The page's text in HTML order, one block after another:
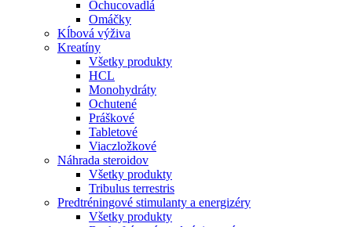
Ochucovadlá
Omáčky
Kĺbová výživa
Kreatíny
Všetky produkty
HCL
Monohydráty
Ochutené
Práškové
Tabletové
Viaczložkové
Náhrada steroidov
Všetky produkty
Tribulus terrestris
Predtréningové stimulanty a energizéry
Všetky produkty